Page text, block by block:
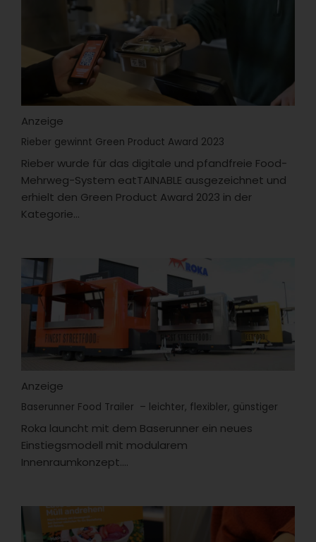
Anzeige
Rieber gewinnt Green Product Award 2023
Rieber wurde für das digitale und pfandfreie Food-
Mehrweg-System eatTAINABLE ausgezeichnet und
erhielt den Green Product Award 2023 in der
Kategorie...
Anzeige
Baserunner Food Trailer – leichter, flexibler, günstiger
Roka launcht mit dem Baserunner ein neues
Einstiegsmodell mit modularem
Innenraumkonzept....